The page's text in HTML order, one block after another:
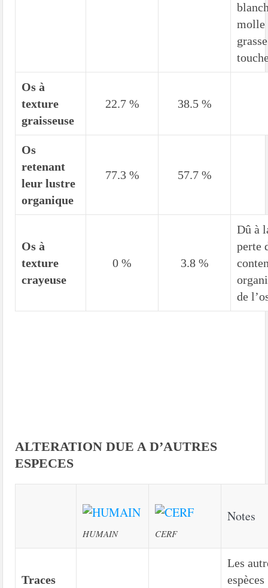
molle
Os à
texture
graisseuse
22.7 % 38.5 %
Os
retenant
leur lustre
organique
77.3 % 57.7 %
Os à
texture
crayeuse
0 % 3.8 %
Dû à
perte
de
ALTERATION DUE A D’AUTRES
ESPECES
HUMAIN CERF
Notes
Traces
Les
espèces